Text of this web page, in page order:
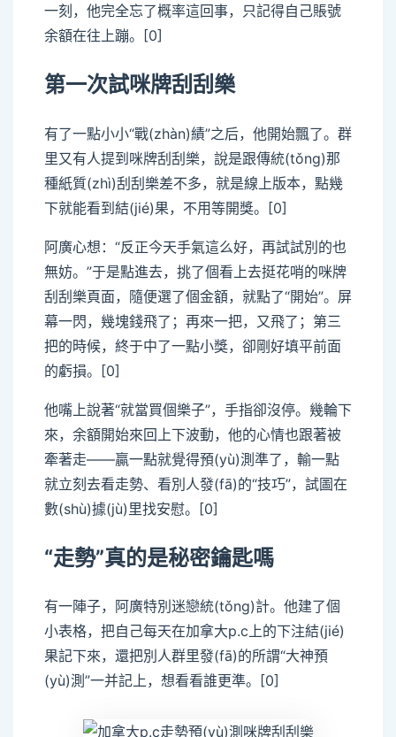
一刻，他完全忘了概率這回事，只記得自己賬號
余額在往上蹦。[0]
第一次試咪牌刮刮樂
有了一點小小“戰(zhàn)績”之后，他開始飄了。群
里又有人提到咪牌刮刮樂，說是跟傳統(tǒng)那
種紙質(zhì)刮刮樂差不多，就是線上版本，點幾
下就能看到結(jié)果，不用等開獎。[0]
阿廣心想：“反正今天手氣這么好，再試試別的也
無妨。”于是點進去，挑了個看上去挺花哨的咪牌
刮刮樂頁面，隨便選了個金額，就點了“開始”。屏
幕一閃，幾塊錢飛了；再來一把，又飛了；第三
把的時候，終于中了一點小獎，卻剛好填平前面
的虧損。[0]
他嘴上說著“就當買個樂子”，手指卻沒停。幾輪下
來，余額開始來回上下波動，他的心情也跟著被
牽著走——贏一點就覺得預(yù)測準了，輸一點
就立刻去看走勢、看別人發(fā)的“技巧”，試圖在
數(shù)據(jù)里找安慰。[0]
“走勢”真的是秘密鑰匙嗎
有一陣子，阿廣特別迷戀統(tǒng)計。他建了個
小表格，把自己每天在加拿大p.c上的下注結(jié)
果記下來，還把別人群里發(fā)的所謂“大神預
(yù)測”一并記上，想看看誰更準。[0]